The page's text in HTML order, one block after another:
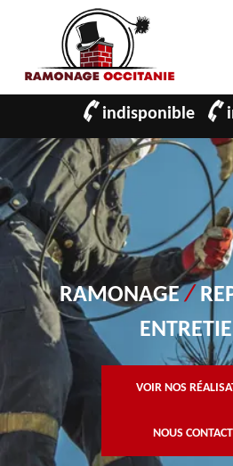
indisponible
RAMONAGE/
VOIR NOS
NOUS